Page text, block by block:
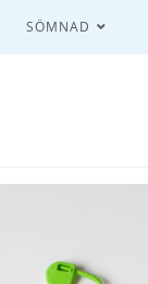
SÖMNAD